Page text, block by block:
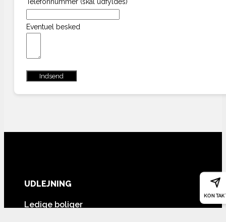
Eventuel besked
Indsend
UDLEJNING
Ledige boliger